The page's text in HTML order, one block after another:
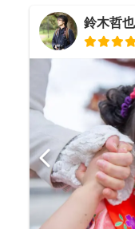
鈴木哲也